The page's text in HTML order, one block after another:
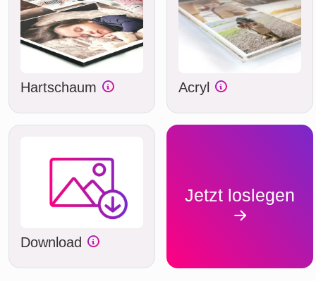
Hartschaum Acryl
Download
Jetzt loslegen